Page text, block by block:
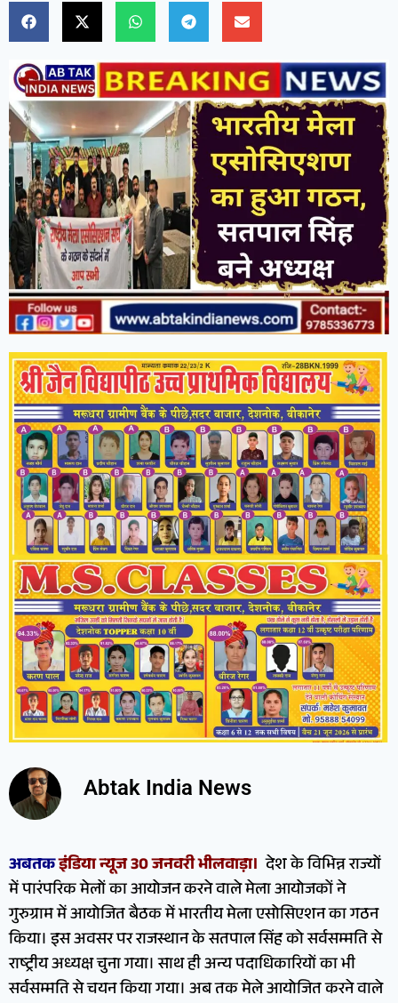
Abtak India News
अबतकइंडिया न्यूज 30 जनवरी भीलवाड़ा। देश के विभिन्न राज्यों
में पारंपरिक मेलों का आयोजन करने वाले मेला आयोजकों ने
गुरुग्राम में आयोजित बैठक में भारतीय मेला एसोसिएशन का गठन
किया। इस अवसर पर राजस्थान के सतपाल सिंह को सर्वसम्मति से
राष्ट्रीय अध्यक्ष चुना गया। साथ ही अन्य पदाधिकारियों का भी
सर्वसम्मति से चयन किया गया। अब तक मेले आयोजित करने वाले